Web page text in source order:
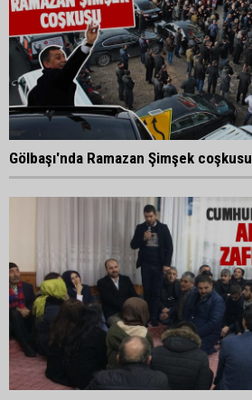
Gölbaşı'nda Ramazan Şimşek coşkusu